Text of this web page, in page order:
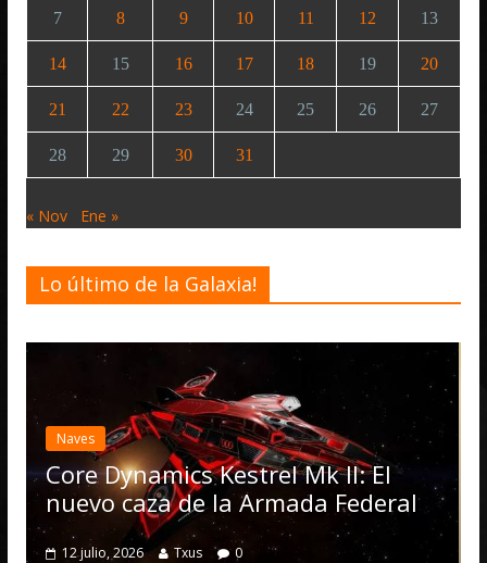
7 8 9 10 11 12 13
14 15 16 17 18 19 20
21 22 23 24 25 26 27
28 29 30 31
« Nov Ene »
Lo último de la Galaxia!
Mk II: El
Armada Federal
Elite Dangerous
actualización
Operations, el
numerosas